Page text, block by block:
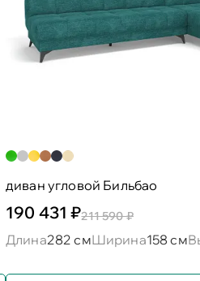
диван угловой Бильбао
190 431 ₽211 590 ₽
Длина282 смШирина158 см